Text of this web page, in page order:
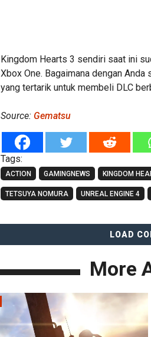
Kingdom Hearts 3 sendiri saat ini
Xbox One. Bagaimana dengan
yang tertarik untuk membeli DLC
Source: Gematsu
Tags:
ACTION GAMINGNEWS KINGDOM
TETSUYA NOMURA UNREAL ENGINE 4
LOAD
More